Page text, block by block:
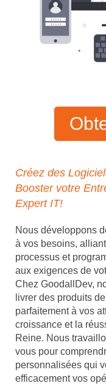
Créez des
Booster votre
Expert IT!
Nous développons
à vos besoins,
processus et
aux exigences de
Chez GoodallDev,
livrer des produits
parfaitement à vos
croissance et la
Reine. Nous
vous pour
personnalisées qui
efficacement vos